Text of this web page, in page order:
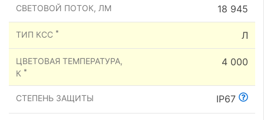
СВЕТОВОЙ ПОТОК, ЛМ 18 945
ТИП КСС * Л
ЦВЕТОВАЯ ТЕМПЕРАТУРА,
К *
4 000
СТЕПЕНЬ ЗАЩИТЫ IP67